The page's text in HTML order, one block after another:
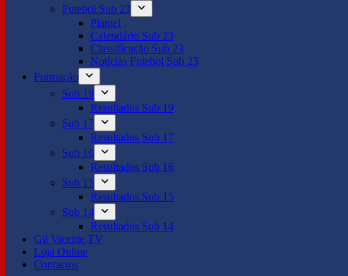
Futebol Sub 23
Plantel
Calendário Sub 23
Classificação Sub 23
Notícias Futebol Sub 23
Formação
Sub 19
Resultados Sub 19
Sub 17
Resultados Sub 17
Sub 16
Resultados Sub 16
Sub 15
Resultados Sub 15
Sub 14
Resultados Sub 14
Gil Vicente TV
Loja Online
Contactos